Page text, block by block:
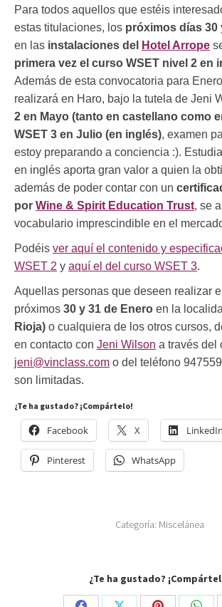
Para todos aquellos que estéis
estas titulaciones, los próximos días 30
en las instalaciones del Hotel Arrope
primera vez el curso WSET nivel 2 en
Además de esta convocatoria para
realizará en Haro, bajo la tutela de Jeni
2 en Mayo (tanto en castellano como
WSET 3 en Julio (en inglés), examen
estoy preparando a conciencia :).
en inglés aporta gran valor a quien la
además de poder contar con un
por Wine & Spirit Education Trust, se
vocabulario imprescindible en el
Podéis ver aquí el contenido y
WSET 2 y aquí el del curso WSET 3.
Aquellas personas que deseen realizar el
próximos 30 y 31 de Enero en la
Rioja) o cualquiera de los otros cursos,
en contacto con Jeni Wilson a través del
jeni@vinclass.com o del teléfono
son limitadas.
¿Te ha gustado? ¡Compártelo!
Facebook X LinkedIn
Pinterest WhatsApp
Categoría: Miscelánea
¿Te ha gustado?